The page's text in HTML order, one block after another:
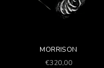
MORRISON
Prezzo scontato
€320,00